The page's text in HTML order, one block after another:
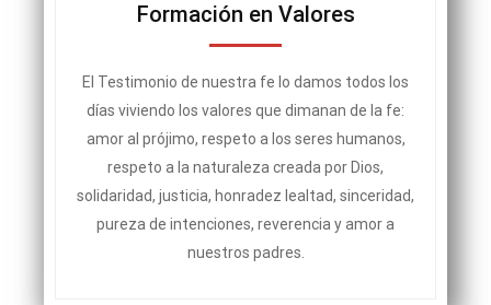
Formación en Valores
El Testimonio de nuestra fe lo damos todos los
días viviendo los valores que dimanan de la fe:
amor al prójimo, respeto a los seres humanos,
respeto a la naturaleza creada por Dios,
solidaridad, justicia, honradez lealtad, sinceridad,
pureza de intenciones, reverencia y amor a
nuestros padres.